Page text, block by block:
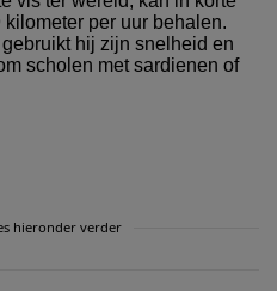
per uur behalen.
hij zijn snelheid en
scholen met sardienen of
hieronder verder